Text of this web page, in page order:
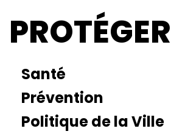
PROTÉGER
Santé
Prévention
Politique de la Ville